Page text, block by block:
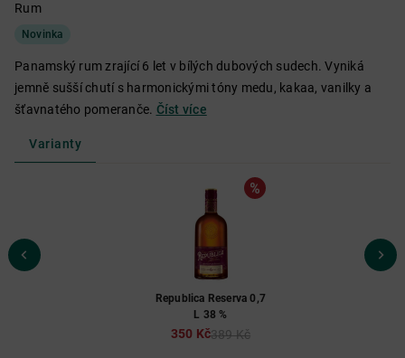
Rum
Novinka
Panamský rum zrající 6 let v bílých dubových sudech. Vyniká
jemně sušší chutí s harmonickými tóny medu, kakaa, vanilky a
šťavnatého pomeranče. Číst více
Varianty
Republica Reserva 0,7
L 38 %
350 Kč389 Kč